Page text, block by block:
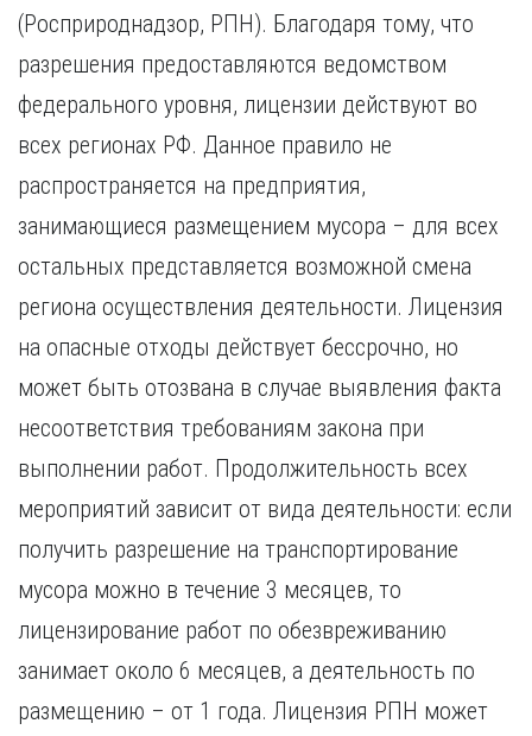
(Росприроднадзор, РПН). Благодаря тому, что
разрешения предоставляются ведомством
федерального уровня, лицензии действуют во
всех регионах РФ. Данное правило не
распространяется на предприятия,
занимающиеся размещением мусора – для всех
остальных представляется возможной смена
региона осуществления деятельности. Лицензия
на опасные отходы действует бессрочно, но
может быть отозвана в случае выявления факта
несоответствия требованиям закона при
выполнении работ. Продолжительность всех
мероприятий зависит от вида деятельности: если
получить разрешение на транспортирование
мусора можно в течение 3 месяцев, то
лицензирование работ по обезвреживанию
занимает около 6 месяцев, а деятельность по
размещению – от 1 года. Лицензия РПН может